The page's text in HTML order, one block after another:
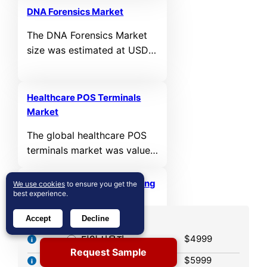
period.
valued at USD 64,394.03
USD 87,086.19 MN in 2025.
It is anticipated to reach
6.76% during the forecast
period.
DNA Forensics Market
The DNA Forensics Market
size was estimated at USD
11,601.47 million by 2032,
growing at a CAGR of 8.94%
Healthcare POS Terminals
Market
The global healthcare POS
terminals market was valued
2024 and is projected to
reach USD 35,840.49 million
by 2032, expanding at a
compound annual growth
rate (CAGR) of 10.42%
during the forecast period,
Healthcare Analytical Testing
Market
The global healthcare
analytical testing market
was valued at USD 8,183
라이선스 옵션
단일 사용자
$4999
다중 사용자
$5999
Request Sample
We use cookies to ensure you get the
best experience.
Accept Decline